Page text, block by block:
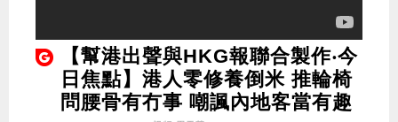
【幫港出聲與HKG報聯合製作‧今
日焦點】港人零修養倒米 推輪椅
問腰骨有冇事 嘲諷內地客當有趣